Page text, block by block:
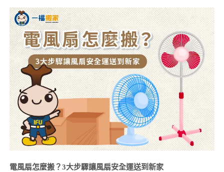
電風扇怎麼搬？3大步驟讓風扇安全運送到新家